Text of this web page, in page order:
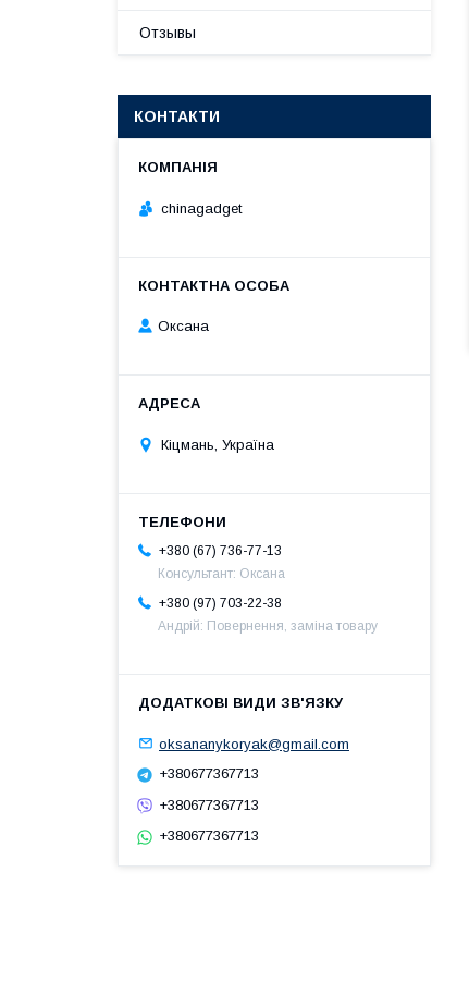
Отзывы
КОНТАКТИ
chinagadget
Оксана
Кіцмань, Україна
+380 (67) 736-77-13
Консультант: Оксана
+380 (97) 703-22-38
Андрій: Повернення, заміна товару
oksananykoryak@gmail.com
+380677367713
+380677367713
+380677367713